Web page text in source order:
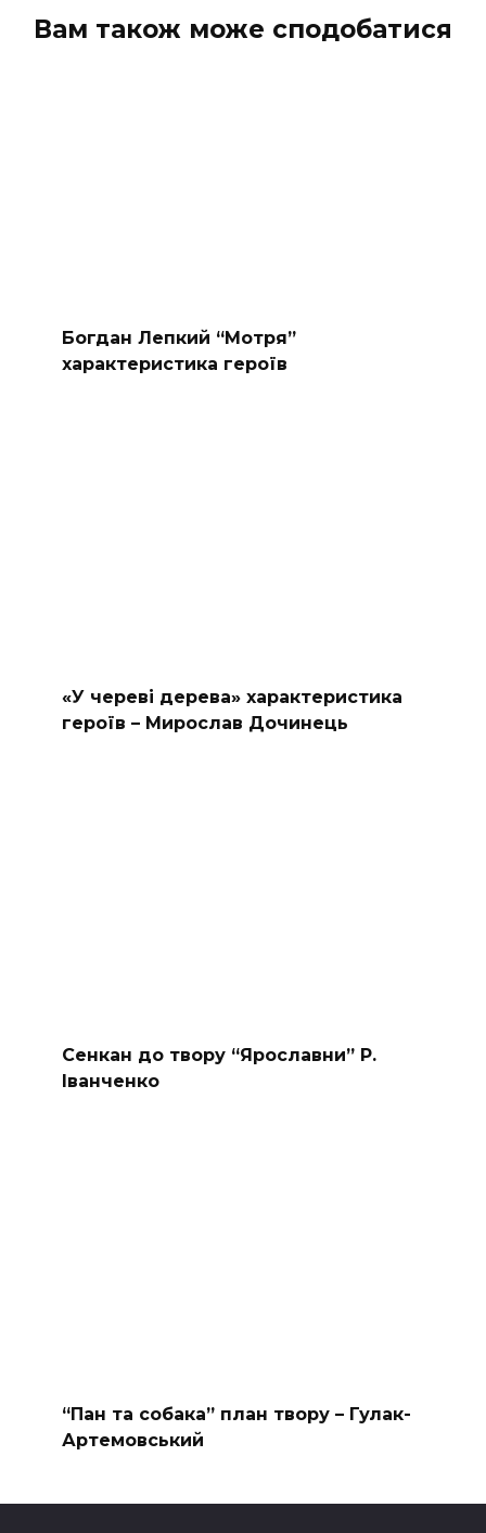
Вам також може сподобатися
Богдан Лепкий “Мотря”
характеристика героїв
«У череві дерева» характеристика
героїв – Мирослав Дочинець
Сенкан до твору “Ярославни” Р.
Іванченко
“Пан та собака” план твору – Гулак-
Артемовський